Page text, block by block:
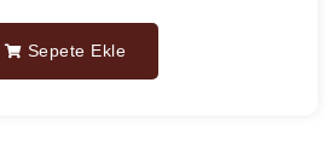
Sepete Ekle